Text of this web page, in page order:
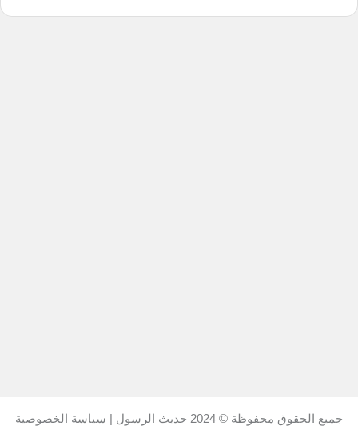
جميع الحقوق محفوظة © 2024 حديث الرسول | سياسة الخصوصية